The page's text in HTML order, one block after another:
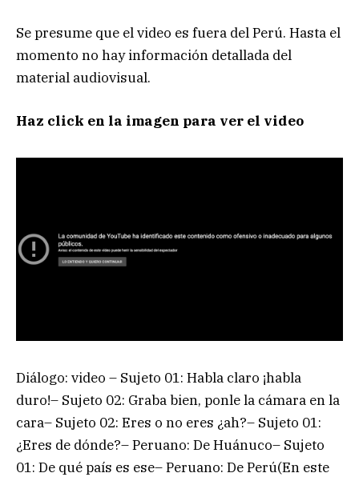
Se presume que el video es fuera del Perú. Hasta el
momento no hay información detallada del
material audiovisual.
Haz click en la imagen para ver el video
Diálogo: video – Sujeto 01: Habla claro ¡habla
duro!– Sujeto 02: Graba bien, ponle la cámara en la
cara– Sujeto 02: Eres o no eres ¿ah?– Sujeto 01:
¿Eres de dónde?– Peruano: De Huánuco– Sujeto
01: De qué país es ese– Peruano: De Perú(En este